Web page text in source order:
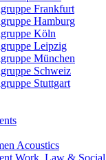
Frankfurt
Hamburg
Köln
Leipzig
München
Schweiz
Stuttgart
Acoustics